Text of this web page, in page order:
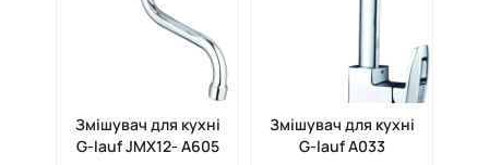
Змішувач для кухні
G-lauf JMX12- A605
Змішувач для кухні
G-lauf A033